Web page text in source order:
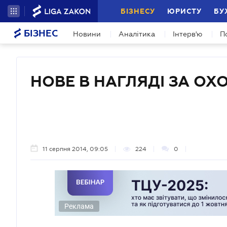
БІЗНЕСУ ЮРИСТУ
БІЗНЕС Новини Аналітика Інтерв'ю
НОВЕ В НАГЛЯДІ ЗА
11 серпня 2014, 09:05 224 0
Реклама